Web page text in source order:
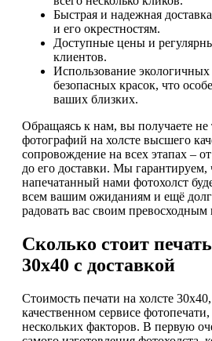
Быстрая и надежная
и его окрестностям.
Доступные цены и
клиентов.
Использование
безопасных красок, что
ваших близких.
Обращаясь к нам, вы получаете не
фотографий на холсте высшего
сопровождение на всех этапах –
до его доставки. Мы
напечатанный нами фотохолст
всем вашим ожиданиям и ещё
радовать вас своим превосходным
Сколько стоит
30х40 с доставкой
Стоимость печати на холсте
качественном сервисе фотопечати,
нескольких факторов. В первую